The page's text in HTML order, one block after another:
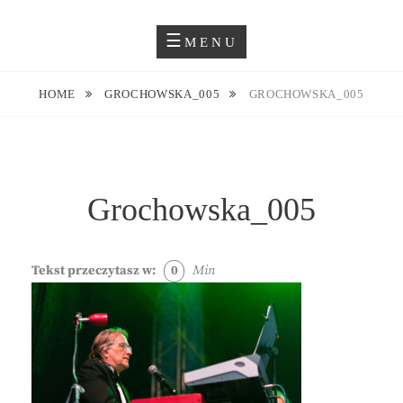
JUSTYNA EWA GROCHOWSKA
MENU
HOME GROCHOWSKA_005 GROCHOWSKA_005
Grochowska_005
Tekst przeczytasz w: 0 Min